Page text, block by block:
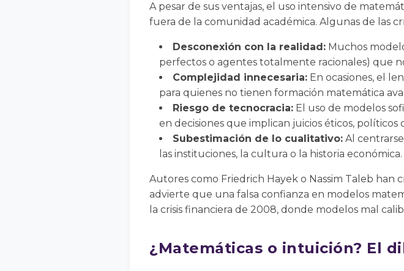
A pesar de sus ventajas, el uso intensivo de
fuera de la comunidad académica. Algunas de las
Desconexión con la realidad: Muchos
perfectos o agentes totalmente racionales) que
Complejidad innecesaria: En ocasiones, el
para quienes no tienen formación matemática
Riesgo de tecnocracia: El uso de modelos
en decisiones que implican juicios éticos, políticos
Subestimación de lo cualitativo: Al
las instituciones, la cultura o la historia económica.
Autores como Friedrich Hayek o Nassim Taleb
advierte que una falsa confianza en modelos
la crisis financiera de 2008, donde modelos mal
¿Matemáticas o intuición? El